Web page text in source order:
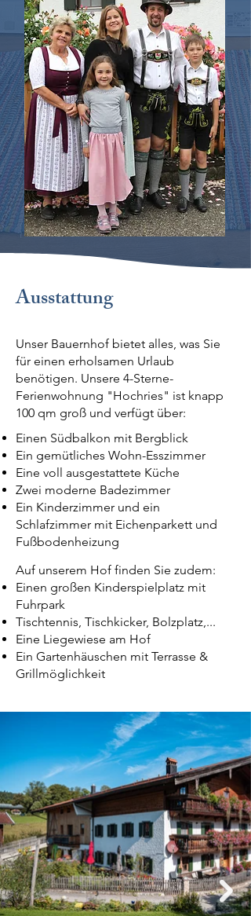
Ausstattung
Unser Bauernhof bietet alles, was Sie
für einen erholsamen Urlaub
benötigen. Unsere 4-Sterne-
Ferienwohnung "Hochries" ist knapp
100 qm groß und verfügt über:
Einen Südbalkon mit Bergblick
Ein gemütliches Wohn-Esszimmer
Eine voll ausgestattete Küche
Zwei moderne Badezimmer
Ein Kinderzimmer und ein
Schlafzimmer mit Eichenparkett und
Fußbodenheizung
Auf unserem Hof finden Sie zudem:
Einen großen Kinderspielplatz mit
Fuhrpark
Tischtennis, Tischkicker, Bolzplatz,...
Eine Liegewiese am Hof
Ein Gartenhäuschen mit Terrasse &
Grillmöglichkeit